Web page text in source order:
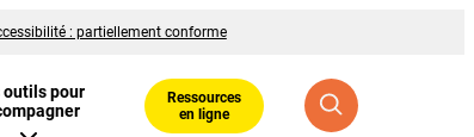
: partiellement conforme
outils pour
Ressources
en ligne